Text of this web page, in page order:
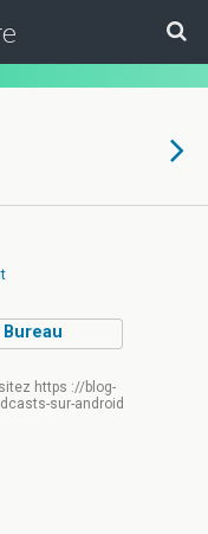
Bureau
https ://blog-
sur-android